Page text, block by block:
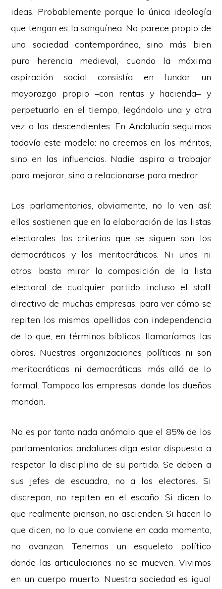
ideas. Probablemente porque la única ideología
que tengan es la sanguínea. No parece propio de
una sociedad contemporánea, sino más bien
pura herencia medieval, cuando la máxima
aspiración social consistía en fundar un
mayorazgo propio –con rentas y hacienda– y
perpetuarlo en el tiempo, legándolo una y otra
vez a los descendientes. En Andalucía seguimos
todavía este modelo: no creemos en los méritos,
sino en las influencias. Nadie aspira a trabajar
para mejorar, sino a relacionarse para medrar.
Los parlamentarios, obviamente, no lo ven así:
ellos sostienen que en la elaboración de las listas
electorales los criterios que se siguen son los
democráticos y los meritocráticos. Ni unos ni
otros: basta mirar la composición de la lista
electoral de cualquier partido, incluso el staff
directivo de muchas empresas, para ver cómo se
repiten los mismos apellidos con independencia
de lo que, en términos bíblicos, llamaríamos las
obras. Nuestras organizaciones políticas ni son
meritocráticas ni democráticas, más allá de lo
formal. Tampoco las empresas, donde los dueños
mandan.
No es por tanto nada anómalo que el 85% de los
parlamentarios andaluces diga estar dispuesto a
respetar la disciplina de su partido. Se deben a
sus jefes de escuadra, no a los electores. Si
discrepan, no repiten en el escaño. Si dicen lo
que realmente piensan, no ascienden. Si hacen lo
que dicen, no lo que conviene en cada momento,
no avanzan. Tenemos un esqueleto político
donde las articulaciones no se mueven. Vivimos
en un cuerpo muerto. Nuestra sociedad es igual